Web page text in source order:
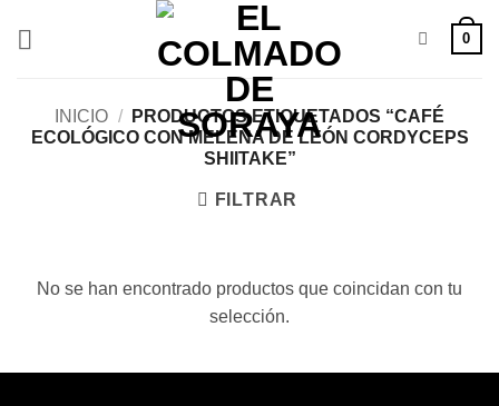
0
INICIO /
PRODUCTOS ETIQUETADOS “CAFÉ
ECOLÓGICO CON MELENA DE LEÓN CORDYCEPS
SHIITAKE”
FILTRAR
No se han encontrado productos que coincidan con tu
selección.